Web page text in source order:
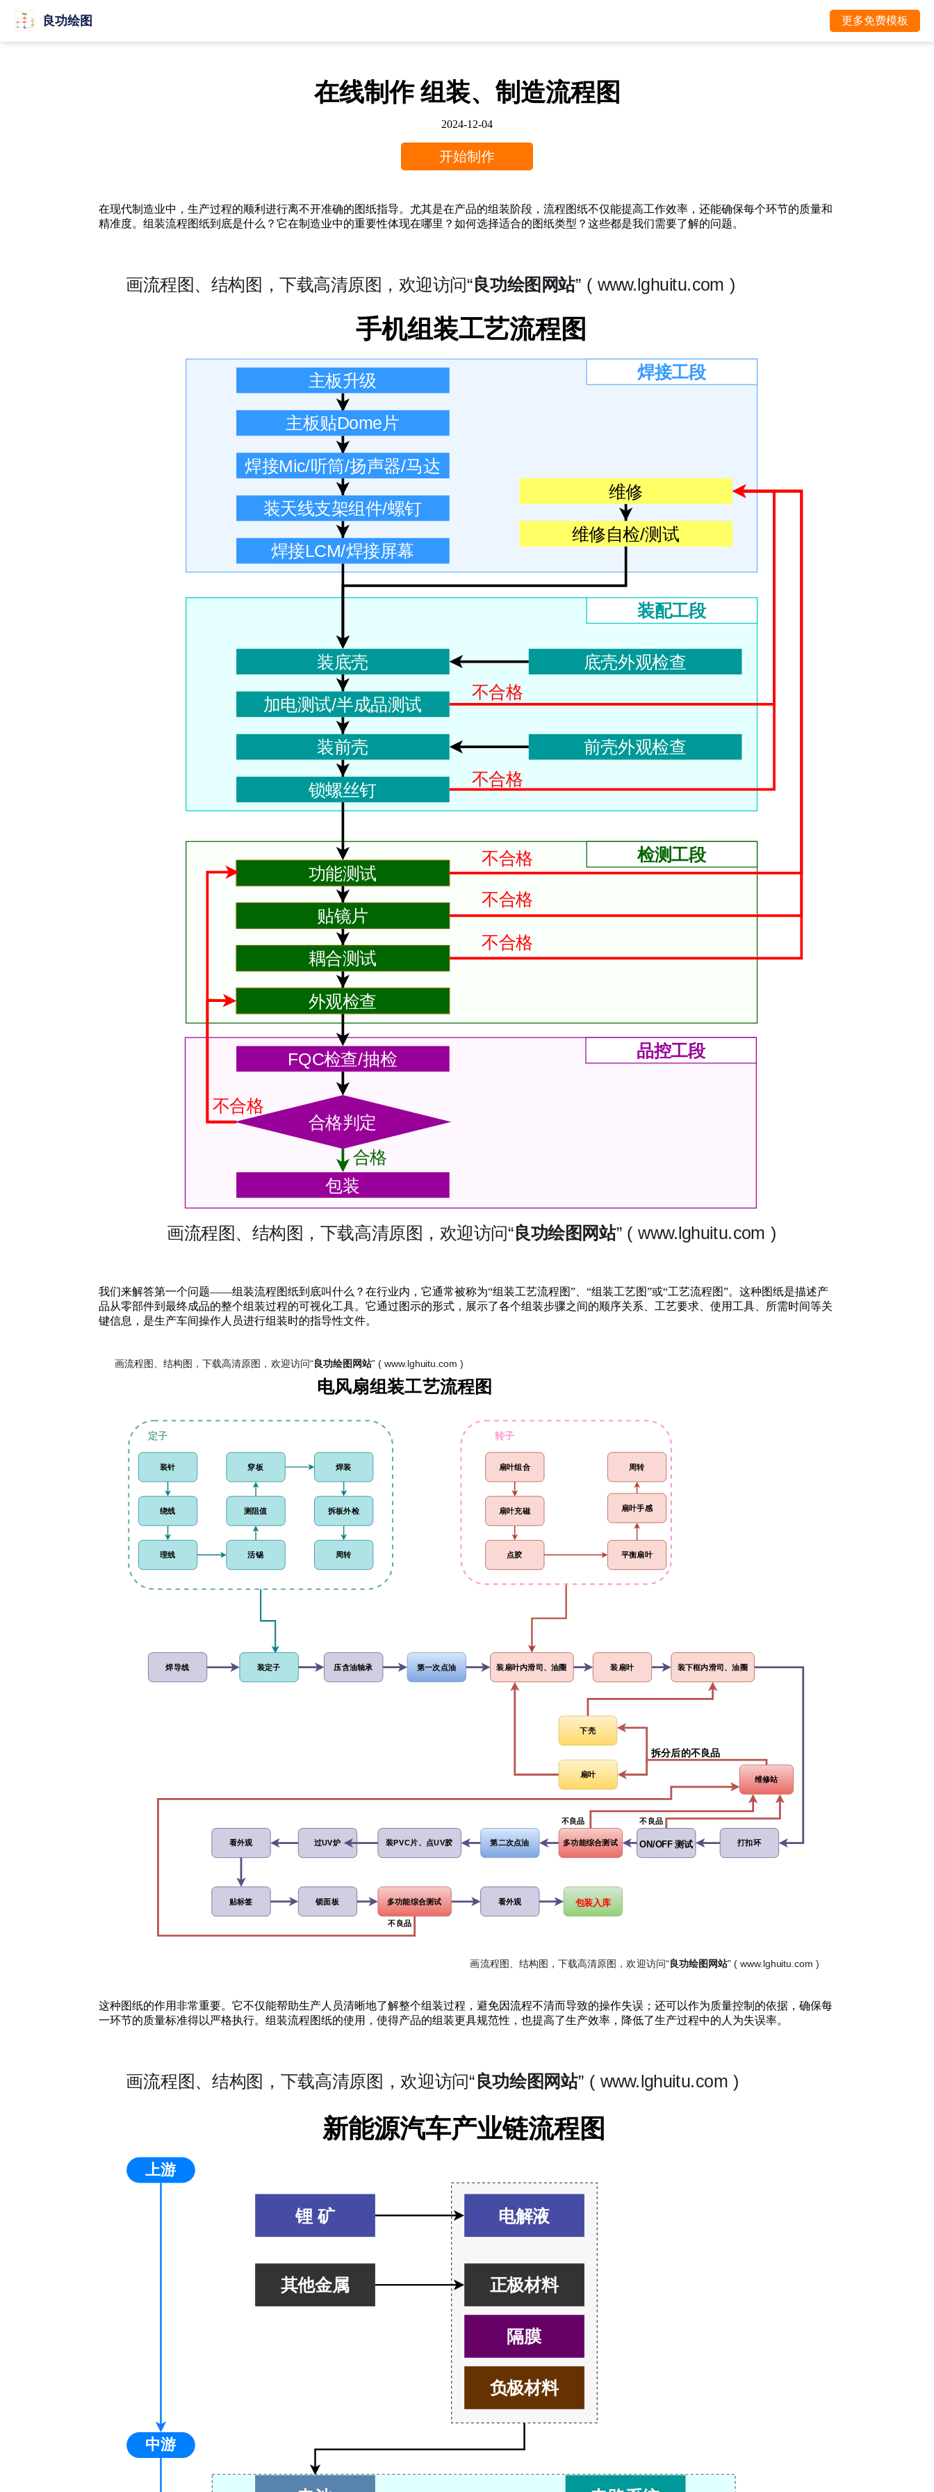
良功绘图 更多免费模板
在线制作 组装、制造流程图
2024-12-04
开始制作
在现代制造业中，生产过程的顺利进行离不开准确的图纸指导。尤其是在产品的组装阶段，流程图纸不仅能提高工作效率，还能确保每个环节的质量和
精准度。组装流程图纸到底是什么？它在制造业中的重要性体现在哪里？如何选择适合的图纸类型？这些都是我们需要了解的问题。
我们来解答第一个问题——组装流程图纸到底叫什么？在行业内，它通常被称为“组装工艺流程图”、“组装工艺图”或“工艺流程图”。这种图纸是描述产
品从零部件到最终成品的整个组装过程的可视化工具。它通过图示的形式，展示了各个组装步骤之间的顺序关系、工艺要求、使用工具、所需时间等关
键信息，是生产车间操作人员进行组装时的指导性文件。
这种图纸的作用非常重要。它不仅能帮助生产人员清晰地了解整个组装过程，避免因流程不清而导致的操作失误；还可以作为质量控制的依据，确保每
一环节的质量标准得以严格执行。组装流程图纸的使用，使得产品的组装更具规范性，也提高了生产效率，降低了生产过程中的人为失误率。